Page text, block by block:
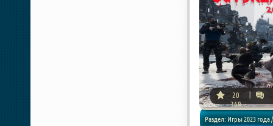
20
369
Раздел: Игры 2023 года /